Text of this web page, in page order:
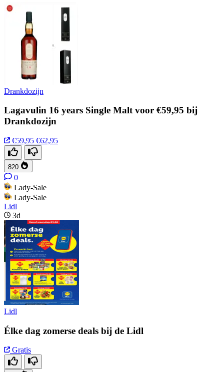
Drankdozijn
Lagavulin 16 years Single Malt voor €59,95 bij
Drankdozijn
€59,95 €62,95
820
0
Lady-Sale
Lady-Sale
Lidl
3d
Lidl
Élke dag zomerse deals bij de Lidl
Gratis